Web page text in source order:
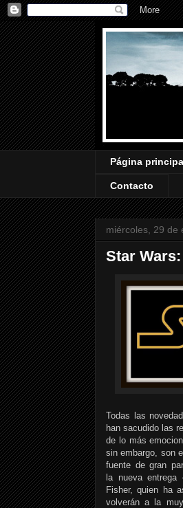
Página
Contacto
miércoles, 29 de
Star
Todas las
han sacudido las
de lo más
sin embargo, son
fuente de gran
la nueva
Fisher, quien ha
volverán a la